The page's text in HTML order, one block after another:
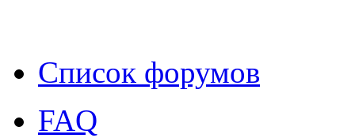
Список форумов
FAQ